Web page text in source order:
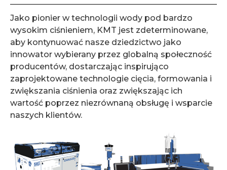
Jako pionier w technologii wody pod bardzo
wysokim ciśnieniem, KMT jest zdeterminowane,
aby kontynuować nasze dziedzictwo jako
innowator wybierany przez globalną społeczność
producentów, dostarczając inspirująco
zaprojektowane technologie cięcia, formowania i
zwiększania ciśnienia oraz zwiększając ich
wartość poprzez niezrównaną obsługę i wsparcie
naszych klientów.